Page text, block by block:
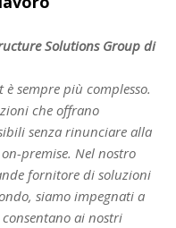
Solutions Group di
sempre più complesso.
che offrano
senza rinunciare alla
premise. Nel nostro
fornitore di soluzioni
siamo impegnati a
ai nostri